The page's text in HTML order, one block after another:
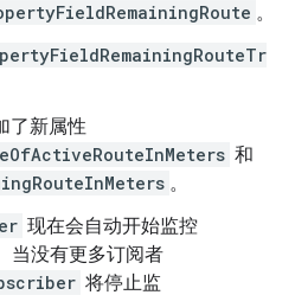
。
了新属性
和
。
现在会自动开始监控
当没有更多订阅者
将停止监